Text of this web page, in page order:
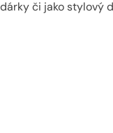
či jako stylový